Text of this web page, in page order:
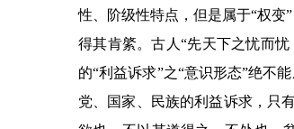
性、阶级性特点，但是属于“权变”
得其肯綮。古人“先天下之忧而
的“利益诉求”之“意识形态”绝不
党、国家、民族的利益诉求，只